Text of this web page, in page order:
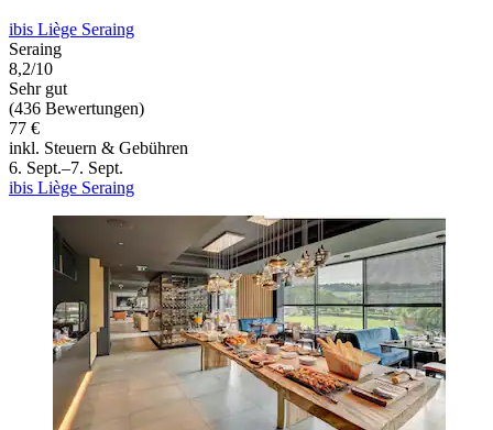
ibis Liège Seraing
Seraing
8,2/10
Sehr gut
(436 Bewertungen)
77 €
inkl. Steuern & Gebühren
6. Sept.–7. Sept.
ibis Liège Seraing